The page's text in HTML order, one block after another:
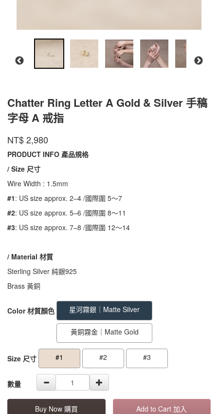
Chatter Ring Letter A Gold & Silver 手稿
字母 A 戒指
商品代號
ASR01
CR-
品牌 INTZUITION
NT$2,980
PRODUCT INFO 產品規格
/ Size 尺寸
Wire Width : 1.5mm
#1: US size approx. 2–4 /國際圍 5～7
#2: US size approx. 5–6 /國際圍 8～11
#3: US size approx. 7–8 /國際圍 12～14
/ Material 材質
Sterling Silver 純銀925
Brass 黃銅
GOODS000000000000000000757
Color 材質顏色 星河霧銀｜Matte Silver
黃銅霧金｜Matte Gold
Size 尺寸 #1 #2 #3
數量
Buy Now 購買 Add to Cart 加入